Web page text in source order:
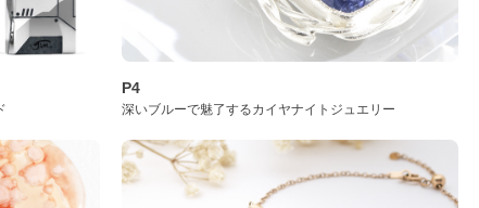
P4
深いブルーで魅了するカイヤナイトジュエリー